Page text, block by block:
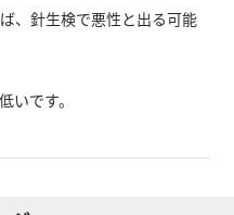
、針生検で悪性と出る可能
いです。